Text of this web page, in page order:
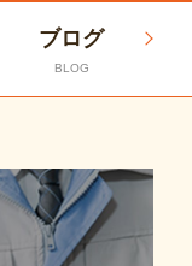
ブログ
BLOG